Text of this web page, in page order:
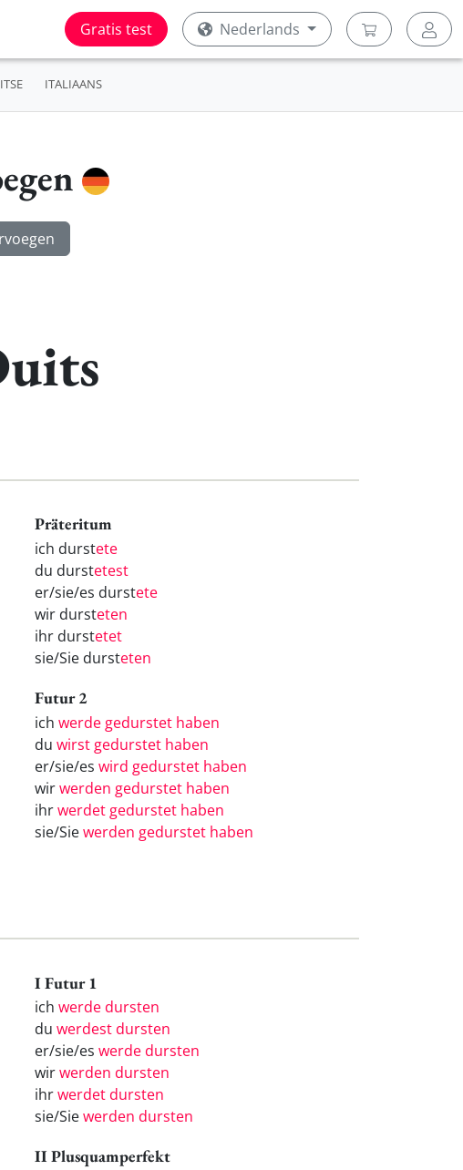
Gratis test Nederlands
ITALIAANS
Präteritum
ich durstete
du durstetest
er/sie/es durstete
wir dursteten
ihr durstetet
sie/Sie dursteten
Futur 2
ich werde gedurstet haben
du wirst gedurstet haben
er/sie/es wird gedurstet haben
wirwerden gedurstet haben
ihrwerdet gedurstet haben
sie/Siewerden gedurstet haben
I Futur 1
ich werde dursten
du werdest dursten
er/sie/es werde dursten
wirwerden dursten
ihrwerdet dursten
sie/Siewerden dursten
II Plusquamperfekt